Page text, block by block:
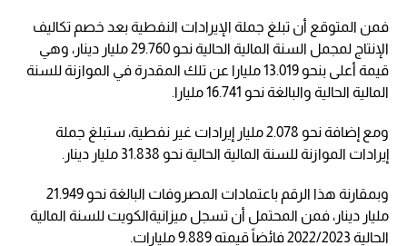
فمن المتوقع أن تبلغ جملة الإيرادات النفطية بعد خصم تكاليف
الإنتاج لمجمل السنة المالية الحالية نحو 29.760 مليار دينار، وهي
قيمة أعلى بنحو 13.019 مليارا عن تلك المقدرة في الموازنة للسنة
المالية الحالية والبالغة نحو 16.741 مليارا.
ومع إضافة نحو 2.078 مليار إيرادات غير نفطية، ستبلغ جملة
إيرادات الموازنة للسنة المالية الحالية نحو 31.838 مليار دينار.
وبمقارنة هذا الرقم باعتمادات المصروفات البالغة نحو 21.949
مليار دينار، فمن المحتمل أن تسجل ميزانيةالكويت للسنة المالية
الحالية 2022/2023 فائضاً قيمته 9.889 مليارات.